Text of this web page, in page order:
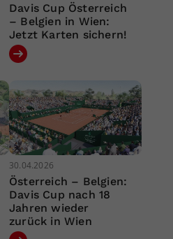
Davis Cup Österreich
– Belgien in Wien:
Jetzt Karten sichern!
30.04.2026
Österreich – Belgien:
Davis Cup nach 18
Jahren wieder
zurück in Wien